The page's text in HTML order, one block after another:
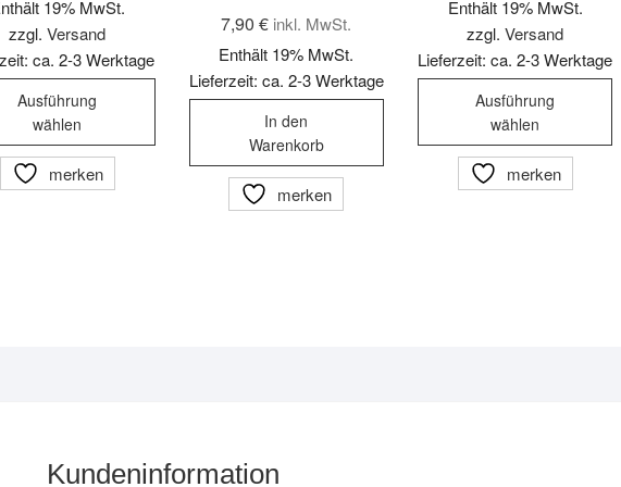
19% MwSt.
zzgl.Versand
ca. 2-3 Werktage
Ausführung
wählen
Dieses
mehrere
merken
7,90€ inkl. MwSt.
Enthält 19% MwSt.
Lieferzeit: ca. 2-3 Werktage
In den
Warenkorb
merken
Enthält 19% MwSt.
zzgl.Versand
Lieferzeit: ca. 2-3 Werktage
Ausführung
wählen
merken
Kundeninformation